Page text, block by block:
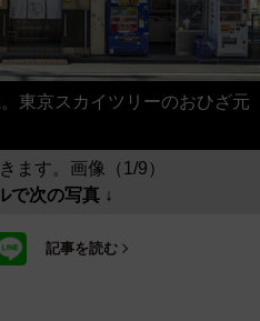
東京スカイツリーのおひざ元
ます。画像（1/9）
で次の写真 ↓
記事を読む